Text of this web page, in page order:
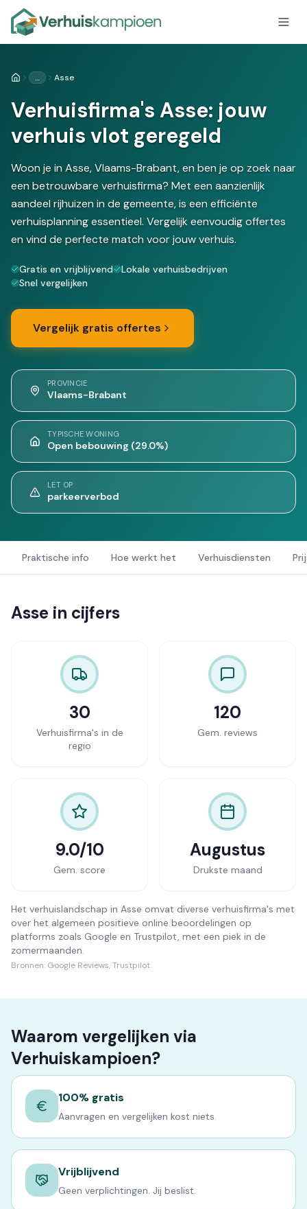
Home… Asse
Verhuisfirma's Asse: jouw
verhuis vlot geregeld
Woon je in Asse, Vlaams-Brabant, en ben je op zoek naar
een betrouwbare verhuisfirma? Met een aanzienlijk
aandeel rijhuizen in de gemeente, is een efficiënte
verhuisplanning essentieel. Vergelijk eenvoudig offertes
en vind de perfecte match voor jouw verhuis.
Gratis en vrijblijvend
Lokale verhuisbedrijven
Snel vergelijken
Vergelijk gratis offertes
PROVINCIE
Vlaams-Brabant
TYPISCHE WONING
Open bebouwing (29.0%)
LET OP
parkeerverbod
Praktische info Hoe werkt het Verhuisdiensten
Asse in cijfers
30
Verhuisfirma's in de
regio
120
Gem. reviews
9.0/10
Gem. score
Augustus
Drukste maand
Het verhuislandschap in Asse omvat diverse verhuisfirma's met
over het algemeen positieve online beoordelingen op
platforms zoals Google en Trustpilot, met een piek in de
zomermaanden.
Bronnen: Google Reviews, Trustpilot
Waarom vergelijken via
Verhuiskampioen?
100% gratis
Aanvragen en vergelijken kost niets.
Vrijblijvend
Geen verplichtingen. Jij beslist.